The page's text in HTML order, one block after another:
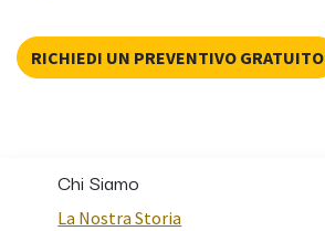
RICHIEDI UN PREVENTIVO GRATUITO
Chi Siamo
La Nostra Storia